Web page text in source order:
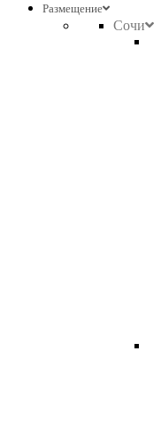
Размещение
Сочи